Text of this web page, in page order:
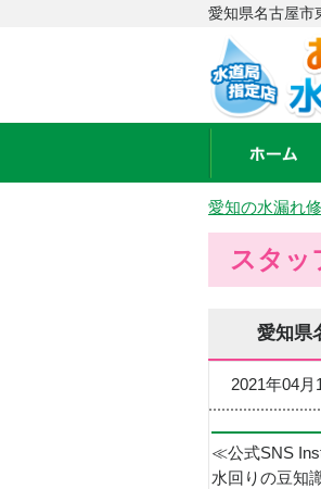
愛知県名古屋市
愛知の水漏れ
スタッ
愛知県
2021年04月
≪公式SNS
水回りの豆知